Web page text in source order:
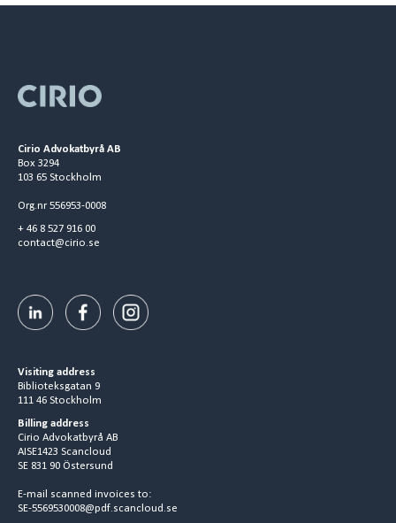
Cirio Advokatbyrå AB
Box 3294
103 65 Stockholm
Org.nr 556953-0008
+ 46 8 527 916 00
contact@cirio.se
Visiting address
Biblioteksgatan 9
111 46 Stockholm
Billing address
Cirio Advokatbyrå AB
AISE1423 Scancloud
SE 831 90 Östersund
E-mail scanned invoices to:
SE-5569530008@pdf.scancloud.se